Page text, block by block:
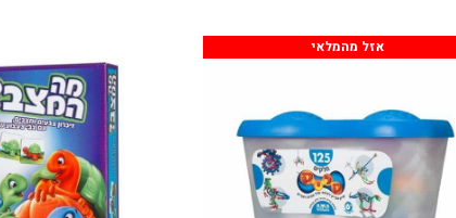
אזל מהמלאי